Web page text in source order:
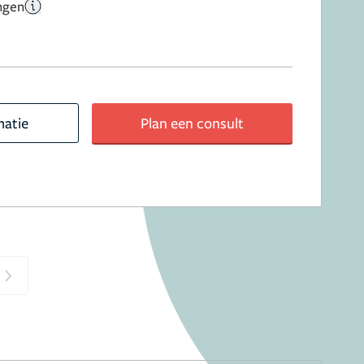
Plan een consult
Next